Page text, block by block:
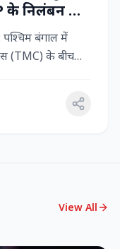
के निलंबन की
पश्चिम बंगाल में
(TMC) के बीच
View All